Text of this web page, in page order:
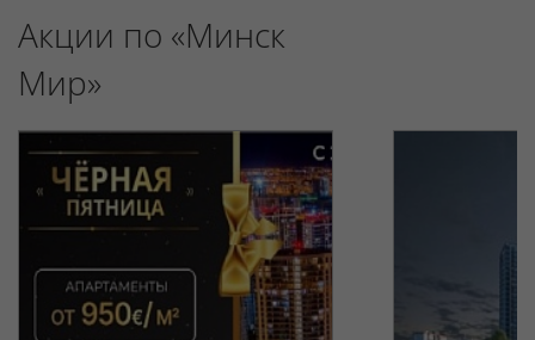
Акции по «Минск
Мир»